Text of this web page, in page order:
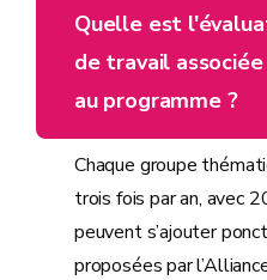
Quelle est
de travail
au programme ?
Chaque groupe
trois fois par an, avec
peuvent s’ajouter
proposées par